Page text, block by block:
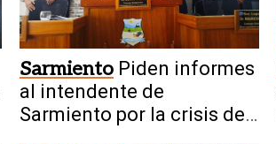
Sarmiento Piden informes
al intendente de
Sarmiento por la crisis de